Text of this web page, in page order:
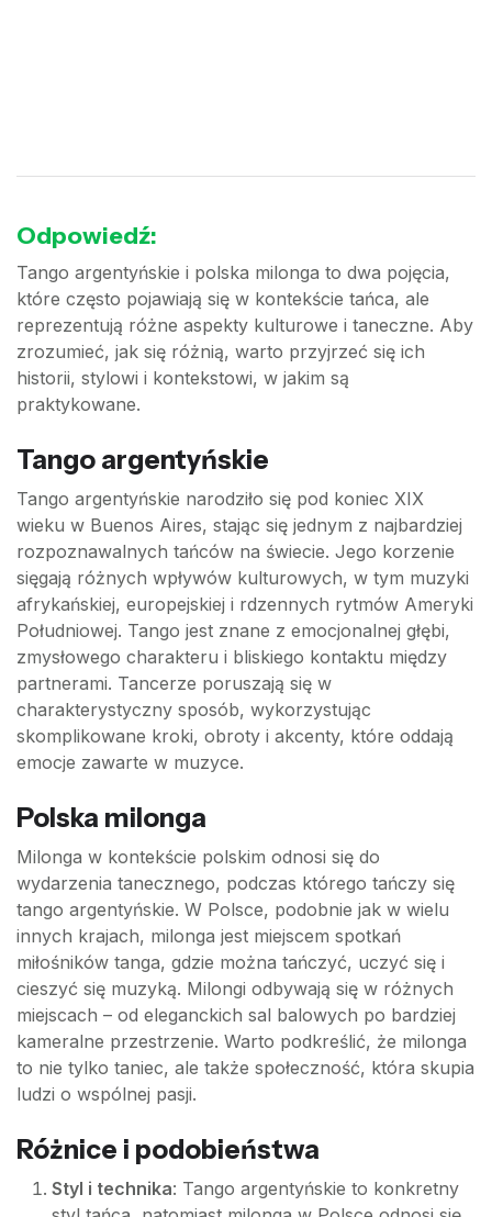
Odpowiedź:
Tango argentyńskie i polska milonga to dwa pojęcia,
które często pojawiają się w kontekście tańca, ale
reprezentują różne aspekty kulturowe i taneczne. Aby
zrozumieć, jak się różnią, warto przyjrzeć się ich
historii, stylowi i kontekstowi, w jakim są
praktykowane.
Tango argentyńskie
Tango argentyńskie narodziło się pod koniec XIX
wieku w Buenos Aires, stając się jednym z najbardziej
rozpoznawalnych tańców na świecie. Jego korzenie
sięgają różnych wpływów kulturowych, w tym muzyki
afrykańskiej, europejskiej i rdzennych rytmów Ameryki
Południowej. Tango jest znane z emocjonalnej głębi,
zmysłowego charakteru i bliskiego kontaktu między
partnerami. Tancerze poruszają się w
charakterystyczny sposób, wykorzystując
skomplikowane kroki, obroty i akcenty, które oddają
emocje zawarte w muzyce.
Polska milonga
Milonga w kontekście polskim odnosi się do
wydarzenia tanecznego, podczas którego tańczy się
tango argentyńskie. W Polsce, podobnie jak w wielu
innych krajach, milonga jest miejscem spotkań
miłośników tanga, gdzie można tańczyć, uczyć się i
cieszyć się muzyką. Milongi odbywają się w różnych
miejscach – od eleganckich sal balowych po bardziej
kameralne przestrzenie. Warto podkreślić, że milonga
to nie tylko taniec, ale także społeczność, która skupia
ludzi o wspólnej pasji.
Różnice i podobieństwa
Styl i technika: Tango argentyńskie to konkretny